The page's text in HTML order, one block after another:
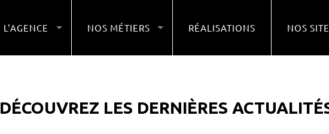
L'AGENCE NOS MÉTIERS RÉALISATIONS NOS
DÉCOUVREZ LES DERNIÈRES